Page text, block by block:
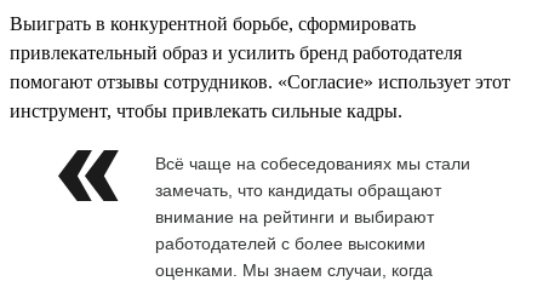
Выиграть в конкурентной борьбе, сформировать
привлекательный образ и усилить бренд работодателя
помогают отзывы сотрудников. «Согласие» использует этот
инструмент, чтобы привлекать сильные кадры.
Всё чаще на собеседованиях мы стали
замечать, что кандидаты обращают
внимание на рейтинги и выбирают
работодателей с более высокими
оценками. Мы знаем случаи, когда